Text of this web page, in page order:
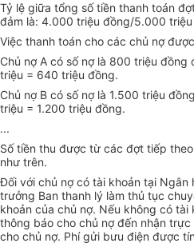
Tỷ lệ giữa tổng số tiền thanh toán
đảm là: 4.000 triệu đồng/5.000
Việc thanh toán cho các chủ nợ
Chủ nợ A có số nợ là 800 triệu
triệu = 640 triệu đồng.
Chủ nợ B có số nợ là 1.500 triệu
triệu = 1.200 triệu đồng.
...
Số tiền thu được từ các đợt tiếp
như trên.
Đối với chủ nợ có tài khoản tại Ngân
trưởng Ban thanh lý làm thủ tục
khoản của chủ nợ. Nếu không có tài
thông báo cho chủ nợ đến nhận
cho chủ nợ. Phí gửi bưu điện được